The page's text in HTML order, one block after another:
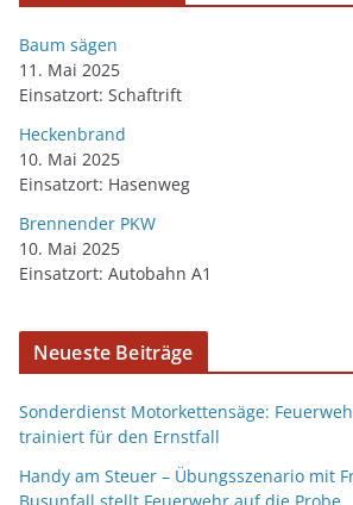
Baum sägen
11. Mai 2025
Einsatzort: Schaftrift
Heckenbrand
10. Mai 2025
Einsatzort: Hasenweg
Brennender PKW
10. Mai 2025
Einsatzort: Autobahn A1
Neueste Beiträge
Sonderdienst Motorkettensäge:
trainiert für den Ernstfall
Handy am Steuer – Übungsszenario mit